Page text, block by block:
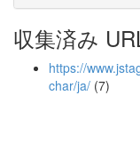
収集済み
https://
char/ja/ (7)